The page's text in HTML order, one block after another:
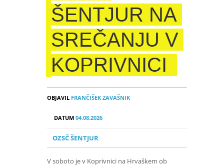
ŠENTJUR NA
SREČANJU V
KOPRIVNICI
OBJAVIL FRANČIŠEK ZAVAŠNIK
DATUM 04.08.2026
OZSČ ŠENTJUR
V soboto je v Koprivnici na Hrvaškem ob